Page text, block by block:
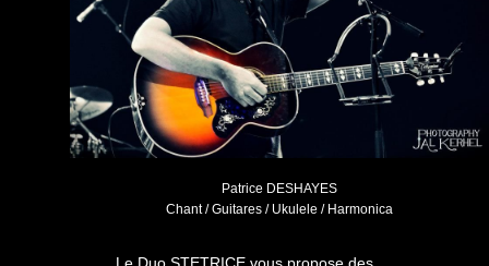
Patrice DESHAYES
Chant / Guitares / Ukulele / Harmonica
Le Duo STETRICE vous propose des